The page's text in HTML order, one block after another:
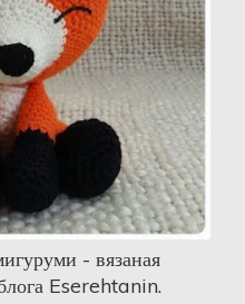
- вязаная
Eserehtanin.